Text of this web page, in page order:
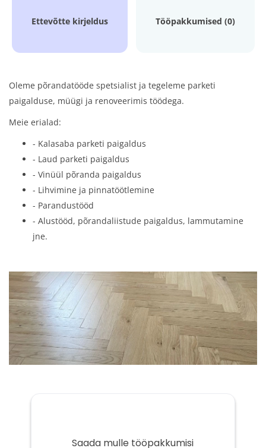
Ettevõtte kirjeldus Tööpakkumised (0)
Oleme põrandatööde spetsialist ja tegeleme parketi
paigalduse, müügi ja renoveerimis töödega.
Meie erialad:
- Kalasaba parketi paigaldus
- Laud parketi paigaldus
- Vinüül põranda paigaldus
- Lihvimine ja pinnatöötlemine
- Parandustööd
- Alustööd, põrandaliistude paigaldus, lammutamine
jne.
Saada mulle tööpakkumisi